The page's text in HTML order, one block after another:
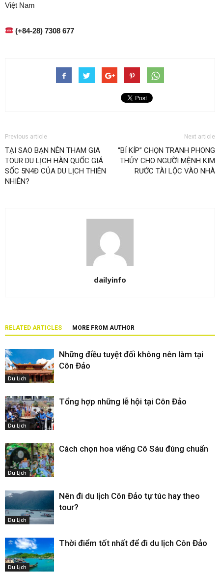
Việt Nam
(+84-28) 7308 677
Previous article
TẠI SAO BẠN NÊN THAM GIA
TOUR DU LỊCH HÀN QUỐC GIÁ
SỐC 5N4Đ CỦA DU LỊCH THIÊN
NHIÊN?
Next article
“BÍ KÍP” CHỌN TRANH PHONG
THỦY CHO NGƯỜI MỆNH KIM
RƯỚC TÀI LỘC VÀO NHÀ
dailyinfo
RELATED ARTICLES MORE FROM AUTHOR
Du Lịch
Những điều tuyệt đối không nên làm tại
Côn Đảo
Du Lịch
Tổng hợp những lễ hội tại Côn Đảo
Du Lịch
Cách chọn hoa viếng Cô Sáu đúng chuẩn
Du Lịch
Nên đi du lịch Côn Đảo tự túc hay theo
tour?
Du Lịch
Thời điểm tốt nhất để đi du lịch Côn Đảo